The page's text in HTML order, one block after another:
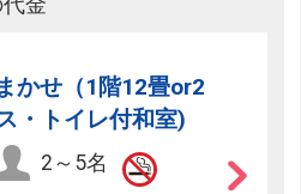
かせ（1階12畳or2
・トイレ付和室)
2～5名